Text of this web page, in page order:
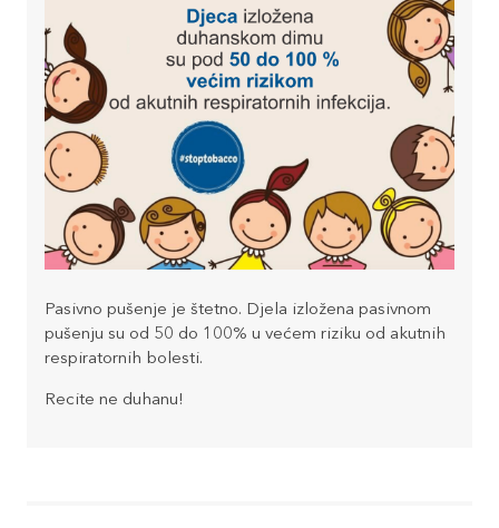
Pasivno pušenje je štetno. Djela izložena pasivnom
pušenju su od 50 do 100% u većem riziku od akutnih
respiratornih bolesti.
Recite ne duhanu!